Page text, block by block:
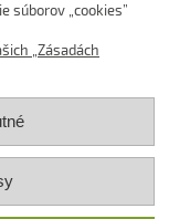
...
súborov „cookies”
„Zásadách